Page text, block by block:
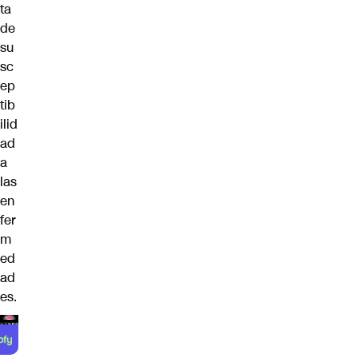
ta
de
su
sc
ep
tib
ilid
ad
a
las
en
fer
m
ed
ad
es.